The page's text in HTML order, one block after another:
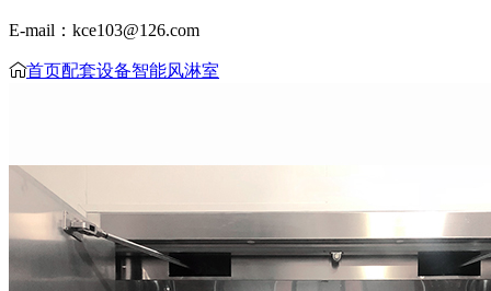
E-mail：kce103@126.com
首页配套设备智能风淋室